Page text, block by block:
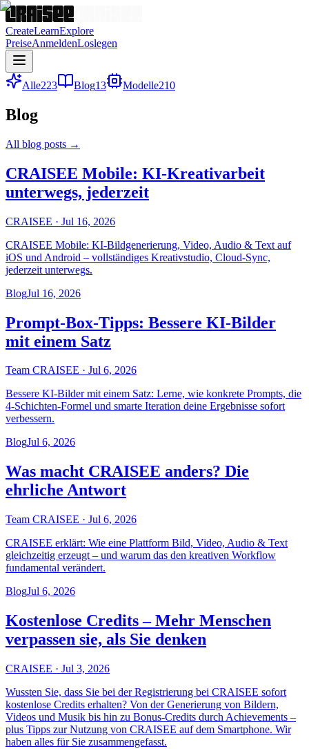
CreateLearnExplore
PreiseAnmeldenLoslegen
Alle223 Blog13 Modelle210
Blog
All blog posts →
CRAISEE Mobile: KI-Kreativarbeit
unterwegs, jederzeit
CRAISEE · Jul 16, 2026
CRAISEE Mobile: KI-Bildgenerierung, Video, Audio & Text auf
iOS und Android – vollständiges Kreativstudio, Cloud-Sync,
jederzeit unterwegs.
BlogJul 16, 2026
Prompt-Box-Tipps: Bessere KI-Bilder
mit einem Satz
Team CRAISEE · Jul 6, 2026
Bessere KI-Bilder mit einem Satz: Lerne, wie konkrete Prompts, die
4-Schichten-Formel und smarte Iteration deine Ergebnisse sofort
verbessern.
BlogJul 6, 2026
Was macht CRAISEE anders? Die
ehrliche Antwort
Team CRAISEE · Jul 6, 2026
CRAISEE erklärt: Wie eine Plattform Bild, Video, Audio & Text
gleichzeitig erzeugt – und warum das den kreativen Workflow
fundamental verändert.
BlogJul 6, 2026
Kostenlose Credits – Mehr Menschen
verpassen sie, als Sie denken
CRAISEE · Jul 3, 2026
Wussten Sie, dass Sie bei der Registrierung bei CRAISEE sofort
kostenlose Credits erhalten? Von der Generierung von Bildern,
Videos und Musik bis hin zu Bonus-Credits durch Achievements –
plus Tipps zur Nutzung von CRAISEE auf dem Smartphone. Wir
haben alles für Sie zusammengefasst.